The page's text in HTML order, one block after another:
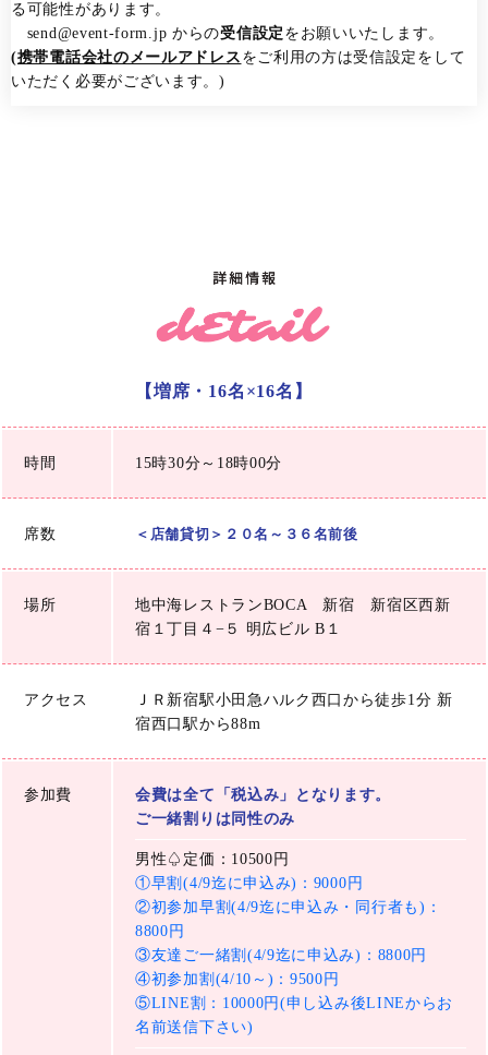
る可能性があります。
send@event-form.jp からの受信設定 をお願いいたします。
(携帯電話会社のメールアドレス をご利用の方は受信設定をして
いただく必要がございます。)
【増席・16名×16名】
時間 15時30分～18時00分
席数 ＜店舗貸切＞２０名～３６名前後
場所
地中海レストランBOCA 新宿 新宿区西新
宿１丁目４−５ 明広ビル B１
アクセス
ＪＲ新宿駅小田急ハルク西口から徒歩1分 新
宿西口駅から88m
参加費
会費は全て「税込み」となります。
ご一緒割りは同性のみ
男性♤定価：10500円
①早割(4/9迄に申込み)：9000円
②初参加早割(4/9迄に申込み・同行者も)：
8800円
③友達ご一緒割(4/9迄に申込み)：8800円
④初参加割(4/10～)：9500円
⑤LINE割：10000円(申し込み後LINEからお
名前送信下さい)